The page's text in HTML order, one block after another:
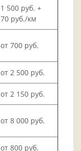
1 500 руб. +
70 руб./км
от 700 руб.
от 2 500 руб.
от 2 150 руб.
от 8 000 руб.
от 800 руб.